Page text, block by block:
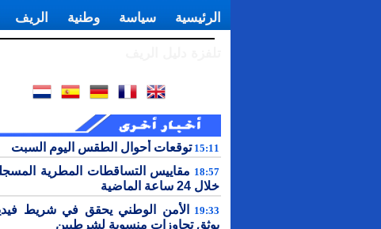
الرئيسية سياسة وطنية الريف
15:11 توقعات أحوال الطقس اليوم السبت
18:57 مقاييس التساقطات المطرية
خلال 24 ساعة الماضية
19:33 الأمن الوطني يحقق في شريط
يوثق تجاوزات منسوبة لشرطيين